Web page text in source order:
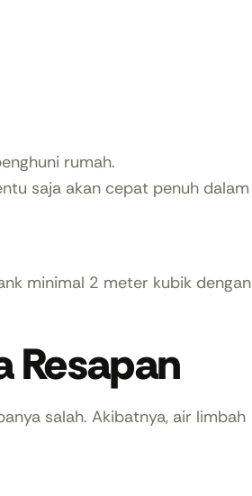
rumah.
saja akan cepat penuh dalam
minimal 2 meter kubik dengan
Resapan
salah. Akibatnya, air limbah